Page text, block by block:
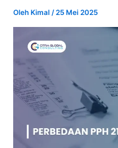
Oleh Kimal/25 Mei 2025